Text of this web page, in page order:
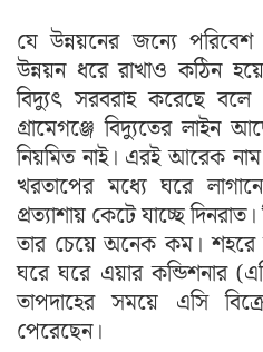
যে উন্নয়নের জন্যে
উন্নয়ন ধরে রাখাও কঠিন
বিদ্যুৎ সরবরাহ করেছে
গ্রামেগঞ্জে বিদ্যুতের লাইন
নিয়মিত নাই। এরই আরেক
খরতাপের মধ্যে ঘরে
প্রত্যাশায় কেটে যাচ্ছে
তার চেয়ে অনেক কম। শহরে
ঘরে ঘরে এয়ার কন্ডিশনার
তাপদাহের সময়ে এসি
পেরেছেন।